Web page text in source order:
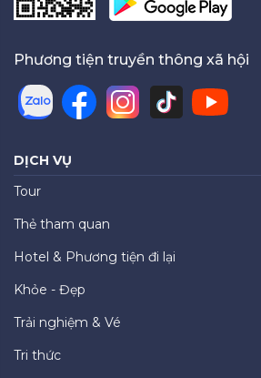
Phương tiện truyền thông xã hội
DỊCH VỤ
Tour
Thẻ tham quan
Hotel & Phương tiện đi lại
Khỏe - Đẹp
Trải nghiệm & Vé
Tri thức